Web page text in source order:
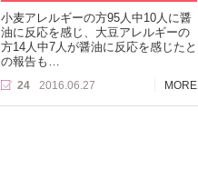
小麦アレルギーの方95人中10人に醤
油に反応を感じ、大豆アレルギーの
方14人中7人が醤油に反応を感じたと
の報告も…
24 2016.06.27 MORE